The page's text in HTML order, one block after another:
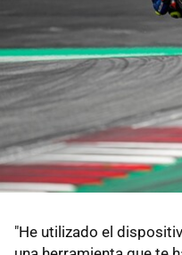
"He utilizado el